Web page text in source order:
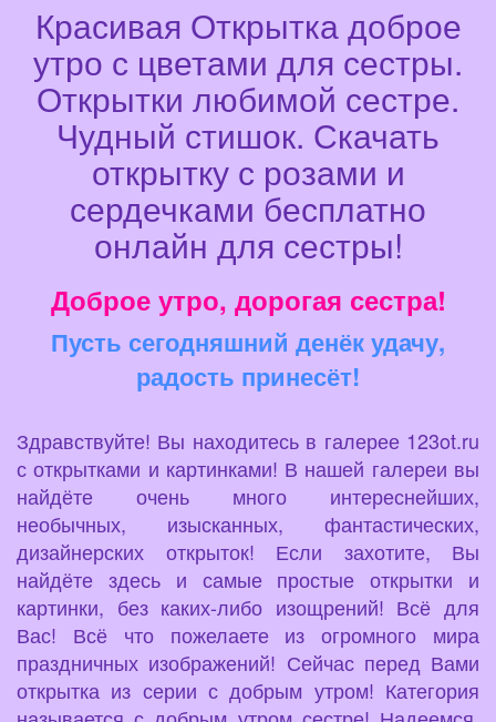
Красивая Открытка доброе
утро с цветами для сестры.
Открытки любимой сестре.
Чудный стишок. Скачать
открытку с розами и
сердечками бесплатно
онлайн для сестры!
Доброе утро, дорогая сестра!
Пусть сегодняшний денёк удачу,
радость принесёт!
Здравствуйте! Вы находитесь в галерее 123ot.ru
с открытками и картинками! В нашей галереи вы
найдёте очень много интереснейших,
необычных, изысканных, фантастических,
дизайнерских открыток! Если захотите, Вы
найдёте здесь и самые простые открытки и
картинки, без каких-либо изощрений! Всё для
Вас! Всё что пожелаете из огромного мира
праздничных изображений! Сейчас перед Вами
открытка из серии с добрым утром! Категория